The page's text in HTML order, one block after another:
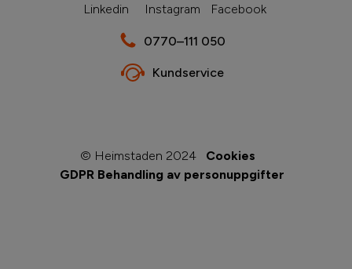
Linkedin Instagram Facebook
0770–111 050
Kundservice
© Heimstaden 2024
Cookies
GDPR Behandling av personuppgifter